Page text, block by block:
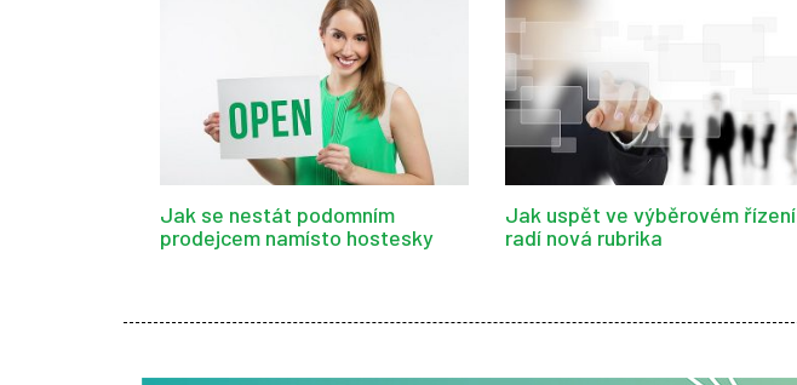
Jak se nestát podomním
prodejcem namísto hostesky
Jak uspět ve výběrovém řízení
radí nová rubrika